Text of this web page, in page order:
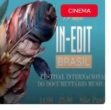
CINEMA